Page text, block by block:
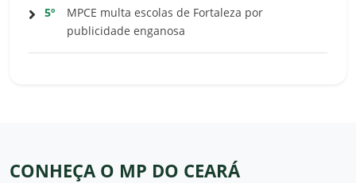
5º
MPCE multa escolas de Fortaleza por
publicidade enganosa
CONHEÇA O MP DO CEARÁ